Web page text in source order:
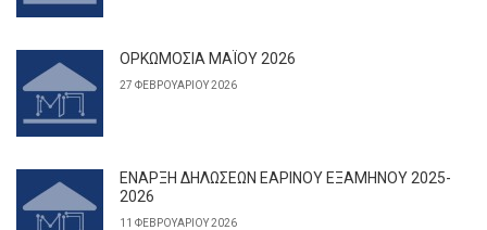
ΟΡΚΩΜΟΣΙΑ ΜΑΪΟΥ 2026
27 ΦΕΒΡΟΥΑΡΊΟΥ 2026
ΕΝΑΡΞΗ ΔΗΛΩΣΕΩΝ ΕΑΡΙΝΟΥ ΕΞΑΜΗΝΟΥ 2025-
2026
11 ΦΕΒΡΟΥΑΡΊΟΥ 2026